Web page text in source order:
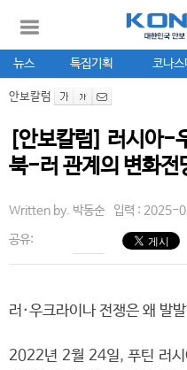
뉴스 특집기획 코나스
안보칼럼
[안보칼럼] 러시아-
북-러 관계의 변화전
Written by. 박동순 입력 : 2025-
공유:
러·우크라이나 전쟁은 왜 발
2022년 2월 24일, 푸틴 러시